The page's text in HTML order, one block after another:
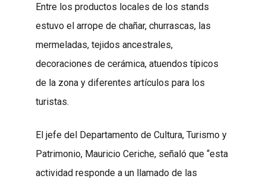
Entre los productos locales de los stands
estuvo el arrope de chañar, churrascas, las
mermeladas, tejidos ancestrales,
decoraciones de cerámica, atuendos típicos
de la zona y diferentes artículos para los
turistas.
El jefe del Departamento de Cultura, Turismo y
Patrimonio, Mauricio Ceriche, señaló que “esta
actividad responde a un llamado de las